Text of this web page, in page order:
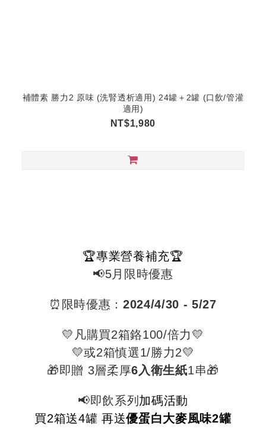
補體素 勝力2 原味 (洗腎透析適用) 24罐＋2罐 (口飲/管灌
適用)
NT$1,980
🏆專業營養補充🏆
📢5月限時優惠
⏰限時優惠：2024/4/30 - 5/27
💛凡購買2箱鉻100/倍力💛
💛或2箱慎選1/勝力2💛
🎁即贈 3層柔厚6入衛生紙1串🎁
📢即飲系列 加碼活動
買2箱送4罐 再送優蛋白大麥風味2罐